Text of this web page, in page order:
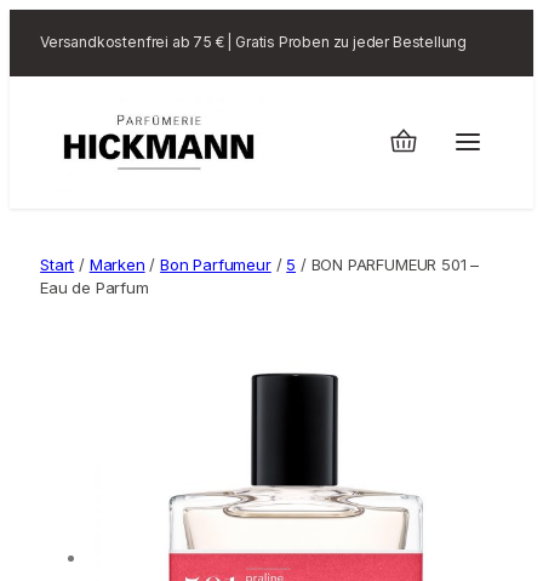
Versandkostenfrei ab 75 € | Gratis Proben zu jeder Bestellung
Start / Marken /Bon Parfumeur/ 5 / BON PARFUMEUR 501 –
Eau de Parfum